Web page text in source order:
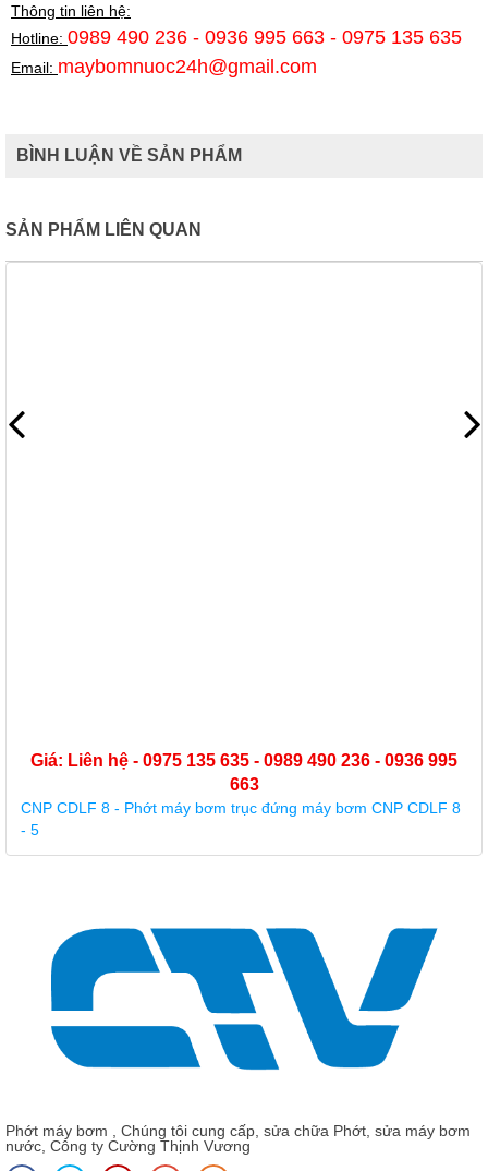
Thông tin liên hệ:
Hotline: 0989 490 236 - 0936 995 663 - 0975 135 635
Email: maybomnuoc24h@gmail.com
BÌNH LUẬN VỀ SẢN PHẨM
SẢN PHẨM LIÊN QUAN
Giá: Liên hệ - 0975 135 635 - 0989 490 236 - 0936 995
663
CNP CDLF 8 - Phớt máy bơm trục đứng máy bơm CNP CDLF 8
- 5
Phớt máy bơm , Chúng tôi cung cấp, sửa chữa Phớt, sửa máy bơm
nước, Công ty Cường Thịnh Vương